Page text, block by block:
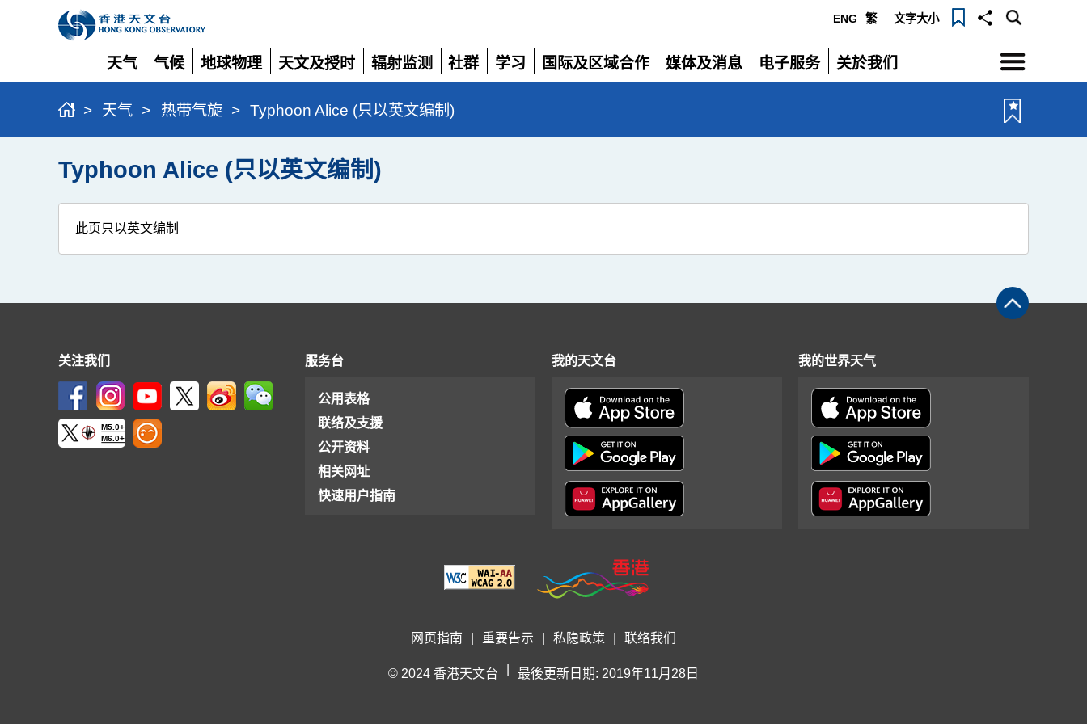
ENG 繁 文字大小
天气
展
开
气候
展
开
地球物理
展
开
天文及授时
展
开
辐射监测
展
开
社群
展
开
学习
展
国际及区域合作
展
媒体及消息
展
电子服务
展
关於我们
展
选
单
> 天气 > 热带气旋 > Typhoon Alice (只以英文编制)
Typhoon Alice (只以英文编制)
此页只以英文编制
关注我们
M5.0+
M6.0+
服务台
公用表格
联络及支援
公开资料
相关网址
快速用户指南
我的天文台 我的世界天气
网页指南 重要告示 私隐政策 联络我们
© 2024 香港天文台 最後更新日期: 2019年11月28日